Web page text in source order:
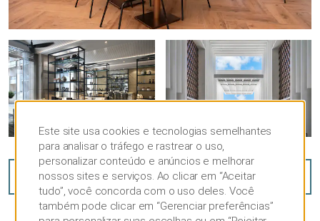
atividades de formação de equipes, para você
ter uma reunião de negócios cheia de
resultados.
VISUALIZAR64 FOTOS
Este site usa cookies e tecnologias semelhantes
para analisar o tráfego e rastrear o uso,
personalizar conteúdo e anúncios e melhorar
nossos sites e serviços. Ao clicar em “Aceitar
tudo”, você concorda com o uso deles. Você
também pode clicar em “Gerenciar preferências”